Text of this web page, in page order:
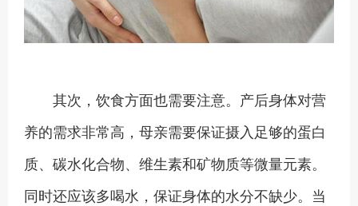
其次，饮食方面也需要注意。产后身体对营
养的需求非常高，母亲需要保证摄入足够的蛋白
质、碳水化合物、维生素和矿物质等微量元素。
同时还应该多喝水，保证身体的水分不缺少。当